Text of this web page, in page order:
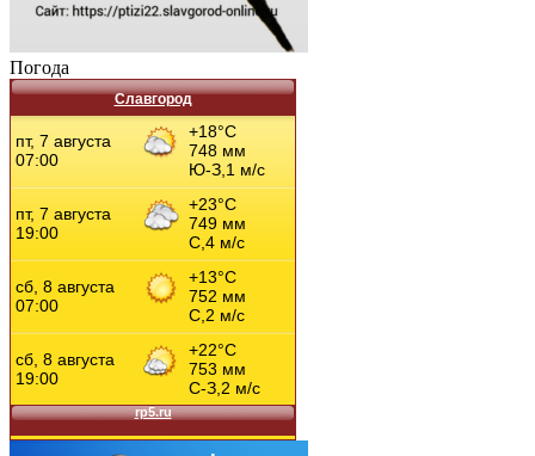
Погода
Славгород